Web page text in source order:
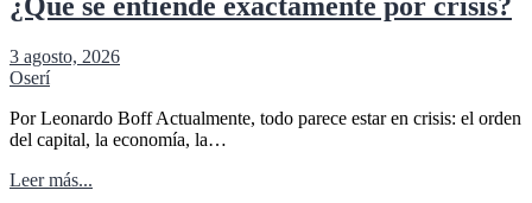
¿Qué se entiende exactamente por crisis?
3 agosto, 2026
Oserí
Por Leonardo Boff Actualmente, todo parece estar en crisis: el orden
del capital, la economía, la…
Leer más...